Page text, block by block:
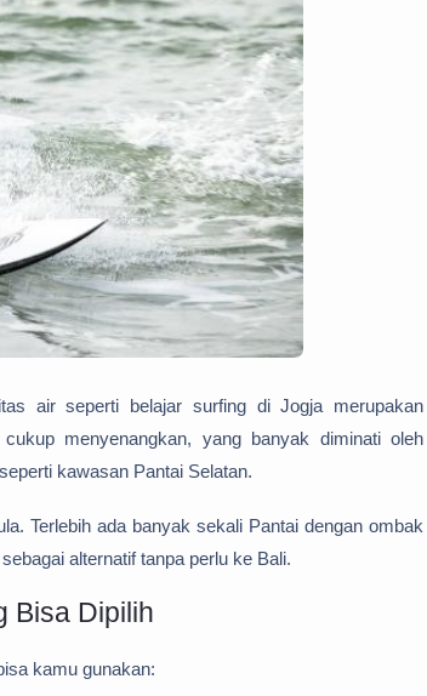
air seperti belajar surfing di Jogja merupakan
menyenangkan, yang banyak diminati oleh
kawasan Pantai Selatan.
Terlebih ada banyak sekali Pantai dengan ombak
alternatif tanpa perlu ke Bali.
Bisa Dipilih
kamu gunakan: